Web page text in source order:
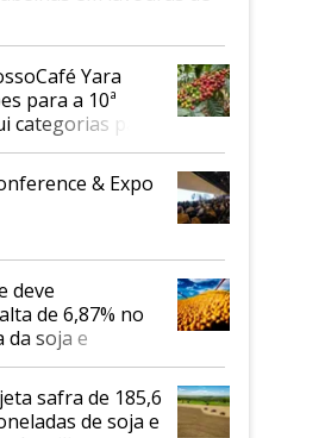
Yara
para a 10ª
categorias para
& Expo
deve
de 6,87% no
da soja e
safra de 185,6
de soja e